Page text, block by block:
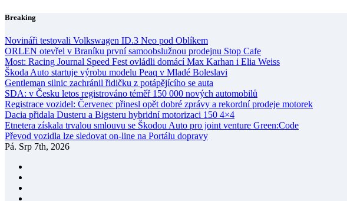
Skip
content
Breaking
Novináři testovali Volkswagen ID.3 Neo pod Oblíkem
ORLEN otevřel v Braníku první samoobslužnou prodejnu Stop Cafe
Most: Racing Journal Speed Fest ovládli domácí Max Karhan i Elia Weiss
Škoda Auto startuje výrobu modelu Peaq v Mladé Boleslavi
Gentleman silnic zachránil řidičku z potápějícího se auta
SDA: v Česku letos registrováno téměř 150 000 nových automobilů
Registrace vozidel: Červenec přinesl opět dobré zprávy a rekordní prodeje motorek
Dacia přidala Dusteru a Bigsteru hybridní motorizaci 150 4×4
Etnetera získala trvalou smlouvu se Škodou Auto pro joint venture Green:Code
Převod vozidla lze sledovat on-line na Portálu dopravy
Pá. Srp 7th, 2026